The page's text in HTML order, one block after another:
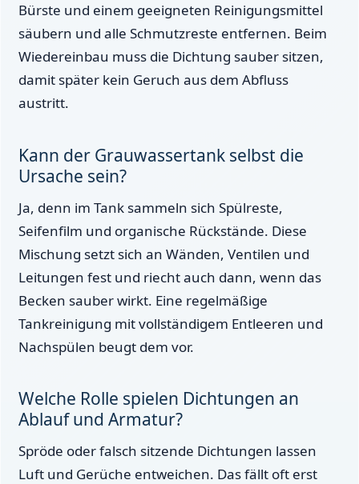
Bürste und einem geeigneten Reinigungsmittel
säubern und alle Schmutzreste entfernen. Beim
Wiedereinbau muss die Dichtung sauber sitzen,
damit später kein Geruch aus dem Abfluss
austritt.
Kann der Grauwassertank selbst die
Ursache sein?
Ja, denn im Tank sammeln sich Spülreste,
Seifenfilm und organische Rückstände. Diese
Mischung setzt sich an Wänden, Ventilen und
Leitungen fest und riecht auch dann, wenn das
Becken sauber wirkt. Eine regelmäßige
Tankreinigung mit vollständigem Entleeren und
Nachspülen beugt dem vor.
Welche Rolle spielen Dichtungen an
Ablauf und Armatur?
Spröde oder falsch sitzende Dichtungen lassen
Luft und Gerüche entweichen. Das fällt oft erst